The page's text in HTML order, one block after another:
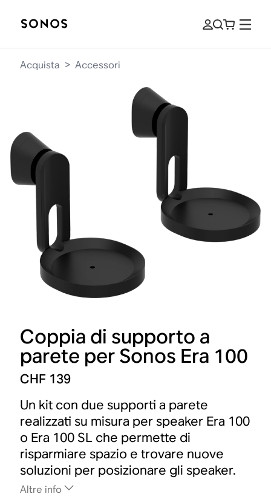
Acquista > Accessori
Coppia di supporto a
parete per Sonos Era 100
CHF 139
Un kit con due supporti a parete
realizzati su misura per speaker Era 100
o Era 100 SL che permette di
risparmiare spazio e trovare nuove
soluzioni per posizionare gli speaker.
Altre info